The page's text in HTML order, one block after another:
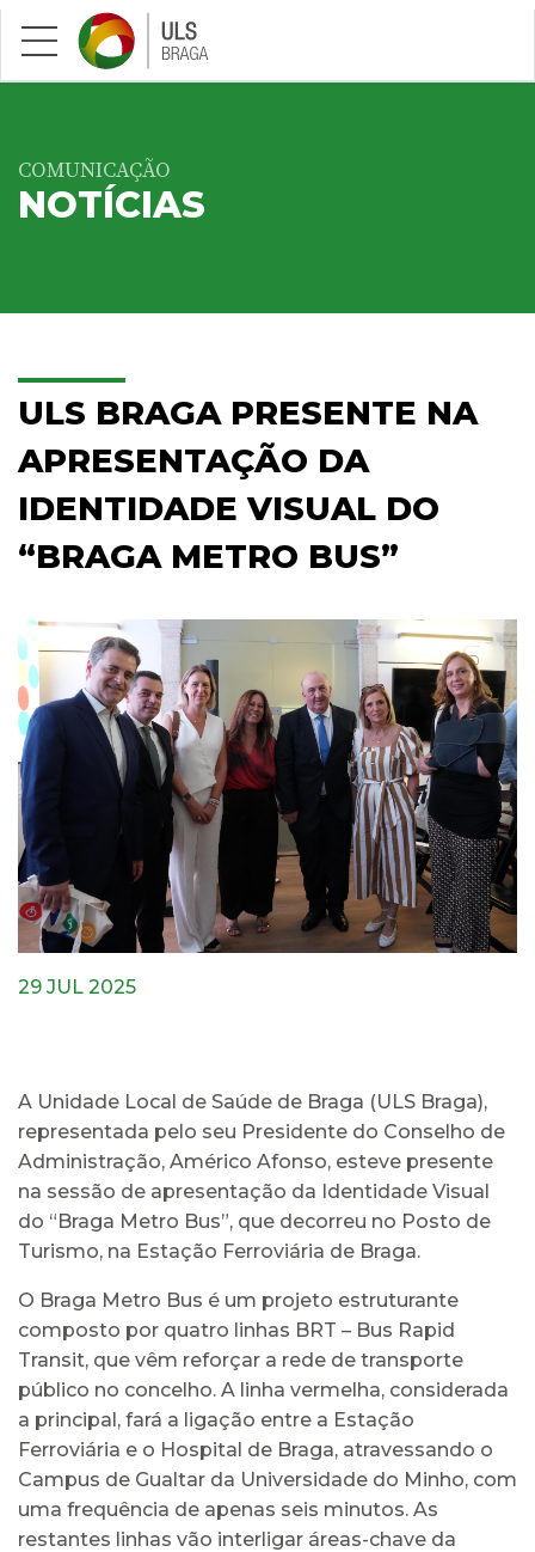
Saltar para conteúdo principal
COMUNICAÇÃO
NOTÍCIAS
ULS BRAGA PRESENTE NA
APRESENTAÇÃO DA
IDENTIDADE VISUAL DO
“BRAGA METRO BUS”
29 JUL 2025
A Unidade Local de Saúde de Braga (ULS Braga),
representada pelo seu Presidente do Conselho de
Administração, Américo Afonso, esteve presente
na sessão de apresentação da Identidade Visual
do “Braga Metro Bus”, que decorreu no Posto de
Turismo, na Estação Ferroviária de Braga.
O Braga Metro Bus é um projeto estruturante
composto por quatro linhas BRT – Bus Rapid
Transit, que vêm reforçar a rede de transporte
público no concelho. A linha vermelha, considerada
a principal, fará a ligação entre a Estação
Ferroviária e o Hospital de Braga, atravessando o
Campus de Gualtar da Universidade do Minho, com
uma frequência de apenas seis minutos. As
restantes linhas vão interligar áreas-chave da